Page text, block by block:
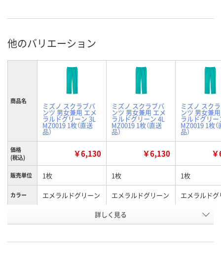
他のバリエーション
商品名
ミズノ スクラブパ
ンツ 男女兼用 エメ
ラルドグリーン 3L
MZ0019 1枚（直送
品）
ミズノ スクラブパ
ンツ 男女兼用 エメ
ラルドグリーン 4L
MZ0019 1枚（直送
品）
ミズノ スク
ンツ 男女兼
ラルドグリー
MZ0019 1枚（
品）
価格
(税込)
￥6,130 ￥6,130
販売単位 1枚 1枚 1枚
カラー エメラルドグリーン エメラルドグリーン エメラルド
4L
号
詳しく見る